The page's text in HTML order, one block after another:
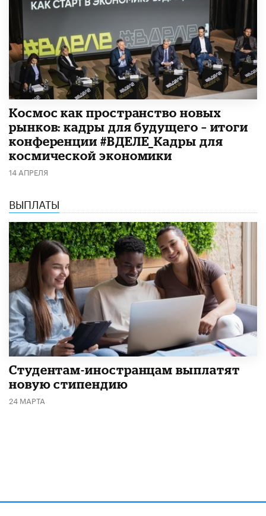
Космос как пространство новых
рынков: кадры для будущего – итоги
конференции #ВДЕЛЕ_Кадры для
космической экономики
14 АПРЕЛЯ
ВЫПЛАТЫ
Студентам-иностранцам выплатят
новую стипендию
24 МАРТА